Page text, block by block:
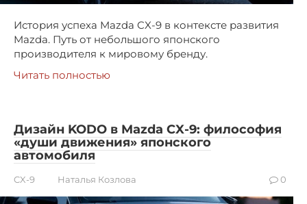
История успеха Mazda CX-9 в контексте развития
Mazda. Путь от небольшого японского
производителя к мировому бренду.
Читать полностью
Дизайн KODO в Mazda CX-9: философия
«души движения» японского
автомобиля
CX-9 Наталья Козлова 0